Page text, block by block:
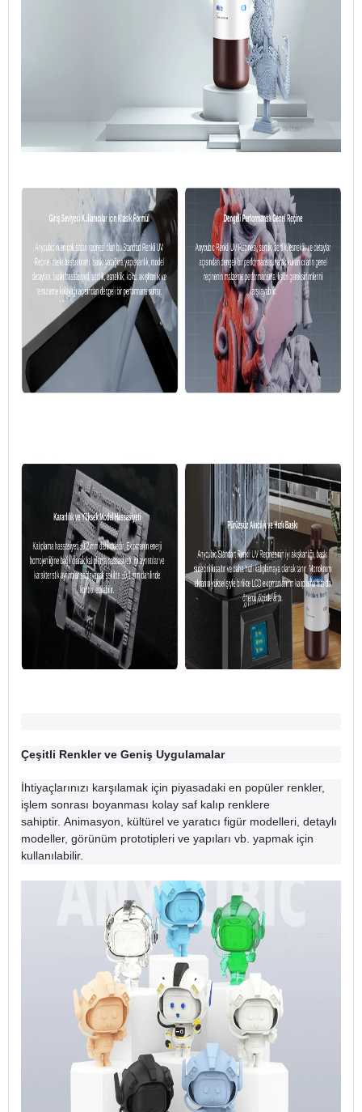
Çeşitli Renkler ve Geniş Uygulamalar
İhtiyaçlarınızı karşılamak için piyasadaki en popüler renkler,
işlem sonrası boyanması kolay saf kalıp renklere
sahiptir. Animasyon, kültürel ve yaratıcı figür modelleri, detaylı
modeller, görünüm prototipleri ve yapıları vb. yapmak için
kullanılabilir.